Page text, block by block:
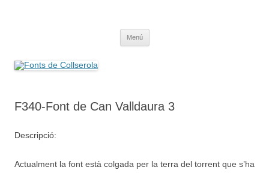
Menú
F340-Font de Can Valldaura 3
Descripció:
Actualment la font està colgada per la terra del torrent que s’ha